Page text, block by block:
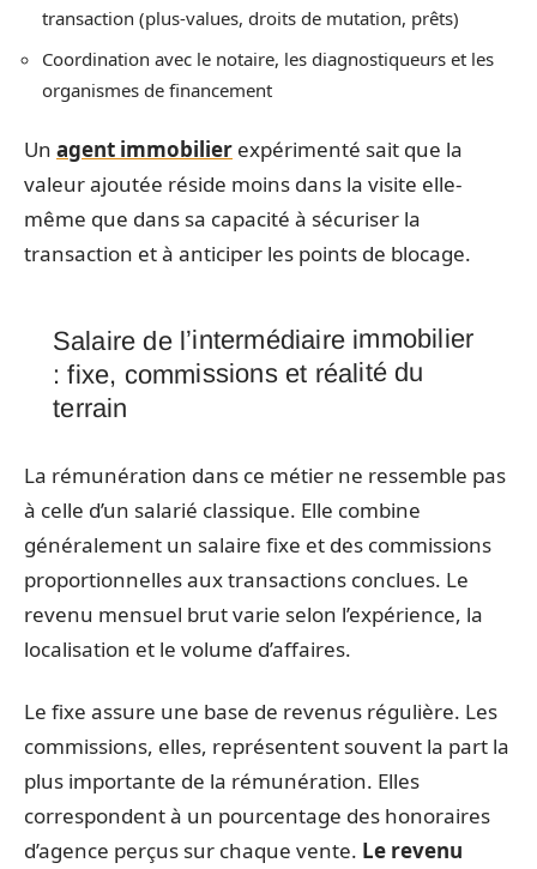
transaction (plus-values, droits de mutation, prêts)
Coordination avec le notaire, les diagnostiqueurs et les
organismes de financement
Un agent immobilier expérimenté sait que la
valeur ajoutée réside moins dans la visite elle-
même que dans sa capacité à sécuriser la
transaction et à anticiper les points de blocage.
Salaire de l’intermédiaire immobilier
: fixe, commissions et réalité du
terrain
La rémunération dans ce métier ne ressemble pas
à celle d’un salarié classique. Elle combine
généralement un salaire fixe et des commissions
proportionnelles aux transactions conclues. Le
revenu mensuel brut varie selon l’expérience, la
localisation et le volume d’affaires.
Le fixe assure une base de revenus régulière. Les
commissions, elles, représentent souvent la part la
plus importante de la rémunération. Elles
correspondent à un pourcentage des honoraires
d’agence perçus sur chaque vente. Le revenu